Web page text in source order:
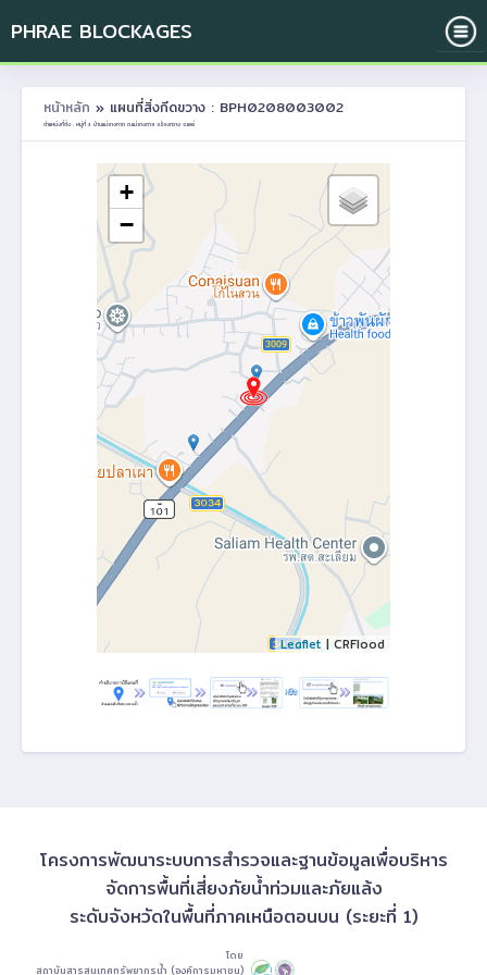
PHRAE BLOCKAGES
หน้าหลัก » แผนที่สิ่งกีดขวาง : BPH0208003002
ตำแหน่งที่ตั้ง : หมู่ที่ 3 บ้านแม่ยางกาด ต.แม่ยางตาล อ.ร้องกวาง จ.แพร่
+
−
Leaflet | CRFlood
โครงการพัฒนาระบบการสำรวจและฐานข้อมูลเพื่อบริหาร
จัดการพื้นที่เสี่ยงภัยน้ำท่วมและภัยแล้ง
ระดับจังหวัดในพื้นที่ภาคเหนือตอนบน (ระยะที่ 1)
โดย
สถาบันสารสนเทศทรัพยากรน้ำ (องค์การมหาชน)